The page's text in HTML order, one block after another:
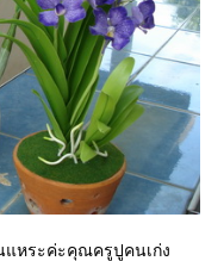
แหระค่ะคุณครูปูคนเก่ง